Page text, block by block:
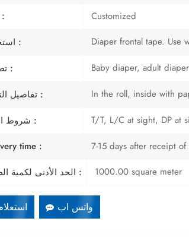
طبع : Customized
استخدام : Diaper frontal tape. Use
تطبيق : Baby diaper, adult
تفاصيل التعبئة : In the roll, inside with
شروط الدفع : T/T, L/C at sight, DP at
time : 7-15 days after receipt
الحد الأدنى لكمية الطلب : 1000.00 square meter
واتس اب